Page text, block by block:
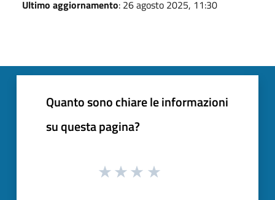
Ultimo aggiornamento: 26 agosto 2025, 11:30
Quanto sono chiare le informazioni
su questa pagina?